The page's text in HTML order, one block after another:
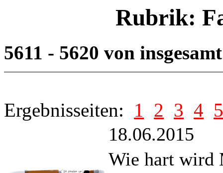
Rubrik:
5611 - 5620 von
Ergebnisseiten: 1 2 3 4 5
18.06.2015
Wie hart wird